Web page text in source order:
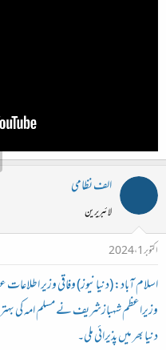
الف نظامی
لائبریرین
اکتوبر 1، 2024
اسلام آباد: (دنیانیوز) وفاقی وزیر اطلاعات
وزیراعظم شہبازشریف نے مسلم امہ کی
دنیا بھر میں پذیرائی ملی۔